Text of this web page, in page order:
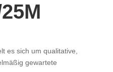
es sich um qualitative,
gewartete